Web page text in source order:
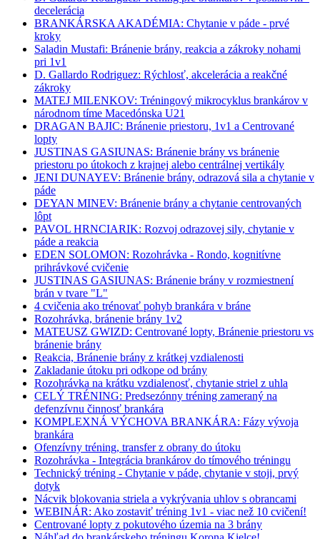
decelerácia
BRANKÁRSKA AKADÉMIA: Chytanie v páde - prvé
kroky
Saladin Mustafi: Bránenie brány, reakcia a zákroky nohami
pri 1v1
D. Gallardo Rodriguez: Rýchlosť, akcelerácia a reakčné
zákroky
MATEJ MILENKOV: Tréningový mikrocyklus brankárov v
národnom tíme Macedónska U21
DRAGAN BAJIC: Bránenie priestoru, 1v1 a Centrované
lopty
JUSTINAS GASIUNAS: Bránenie brány vs bránenie
priestoru po útokoch z krajnej alebo centrálnej vertikály
JENI DUNAYEV: Bránenie brány, odrazová sila a chytanie v
páde
DEYAN MINEV: Bránenie brány a chytanie centrovaných
lôpt
PAVOL HRNCIARIK: Rozvoj odrazovej sily, chytanie v
páde a reakcia
EDEN SOLOMON: Rozohrávka - Rondo, kognitívne
prihrávkové cvičenie
JUSTINAS GASIUNAS: Bránenie brány v rozmiestnení
brán v tvare "L"
4 cvičenia ako trénovať pohyb brankára v bráne
Rozohrávka, bránenie brány 1v2
MATEUSZ GWIZD: Centrované lopty, Bránenie priestoru vs
bránenie brány
Reakcia, Bránenie brány z krátkej vzdialenosti
Zakladanie útoku pri odkope od brány
Rozohrávka na krátku vzdialenosť, chytanie striel z uhla
CELÝ TRÉNING: Predsezónny tréning zameraný na
defenzívnu činnosť brankára
KOMPLEXNÁ VÝCHOVA BRANKÁRA: Fázy vývoja
brankára
Ofenzívny tréning, transfer z obrany do útoku
Rozohrávka - Integrácia brankárov do tímového tréningu
Technický tréning - Chytanie v páde, chytanie v stoji, prvý
dotyk
Nácvik blokovania striela a vykrývania uhlov s obrancami
WEBINÁR: Ako zostaviť tréning 1v1 - viac než 10 cvičení!
Centrované lopty z pokutového územia na 3 brány